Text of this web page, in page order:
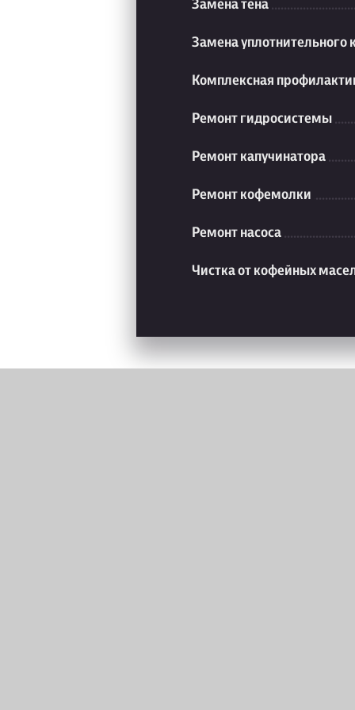
Замена тена
Замена уплотнительного
Комплексная
Ремонт гидросистемы
Ремонт капучинатора
Ремонт кофемолки
Ремонт насоса
Чистка от кофейных